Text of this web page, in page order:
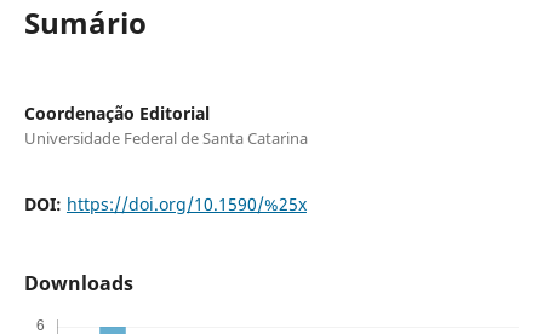
Sumário
Coordenação Editorial
Universidade Federal de Santa Catarina
DOI: https://doi.org/10.1590/%25x
Downloads